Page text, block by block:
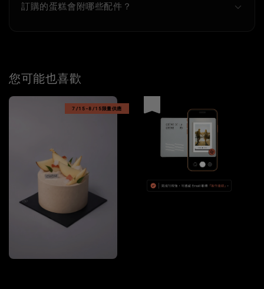
訂購的蛋糕會附哪些配件？
您可能也喜歡
7/15-8/15限量供應